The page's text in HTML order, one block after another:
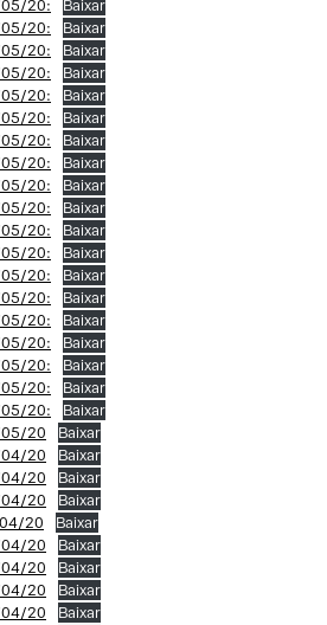
05/20:
Baixar
05/20:
Baixar
05/20:
Baixar
05/20:
Baixar
05/20:
Baixar
05/20:
Baixar
05/20:
Baixar
05/20:
Baixar
05/20:
Baixar
05/20:
Baixar
05/20:
Baixar
05/20:
Baixar
05/20:
Baixar
05/20:
Baixar
05/20:
Baixar
05/20:
Baixar
05/20:
Baixar
05/20:
Baixar
05/20:
Baixar
05/20
Baixar
04/20
Baixar
04/20
Baixar
04/20
Baixar
20
Baixar
04/20
Baixar
04/20
Baixar
04/20
Baixar
04/20
Baixar